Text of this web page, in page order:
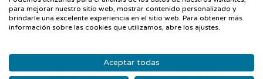
materiales y las técnicas básicas para realizar los 21
proyectos, explicados con instrucciones paso a paso fáciles
quilter de gran éxito tanto en su país, Japón, como en el resto
del mundo, por sus diseños de cálidos e intensos colores y
para mejorar nuestro sitio web, mostrar contenido personalizado y
brindarle una excelente experiencia en el sitio web. Para obtener más
información sobre las cookies que utilizamos, abre los ajustes.
Aceptar todas